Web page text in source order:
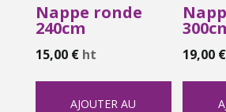
Nappe ronde
240cm
15,00 € ht
AJOUTER AU
19,00 €